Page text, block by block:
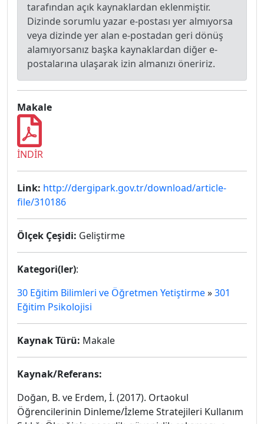
tarafından açık kaynaklardan eklenmiştir.
Dizinde sorumlu yazar e-postası yer almıyorsa
veya dizinde yer alan e-postadan geri dönüş
alamıyorsanız başka kaynaklardan diğer e-
postalarına ulaşarak izin almanızı öneririz.
Makale
İNDİR
Link: http://dergipark.gov.tr/download/article-
file/310186
Ölçek Çeşidi: Geliştirme
Kategori(ler):
30 Eğitim Bilimleri ve Öğretmen Yetiştirme»301
Eğitim Psikolojisi
Kaynak Türü: Makale
Kaynak/Referans:
Doğan, B. ve Erdem, İ. (2017). Ortaokul
Öğrencilerinin Dinleme/İzleme Stratejileri Kullanım